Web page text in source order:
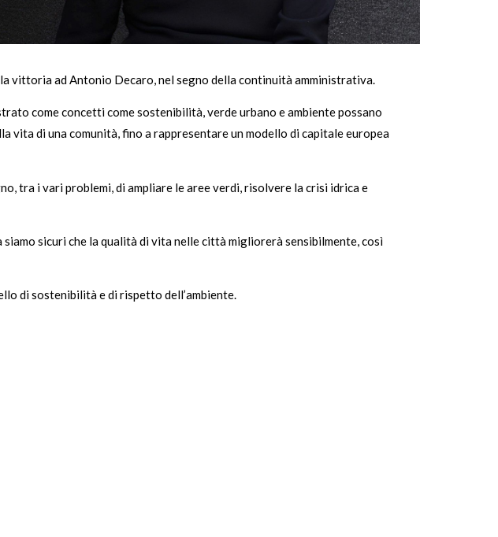
vittoria ad Antonio Decaro, nel segno della continuità amministrativa.
come concetti come sostenibilità, verde urbano e ambiente possano
vita di una comunità, fino a rappresentare un modello di capitale europea
tra i vari problemi, di ampliare le aree verdi, risolvere la crisi idrica e
sicuri che la qualità di vita nelle città migliorerà sensibilmente, così
di sostenibilità e di rispetto dell’ambiente.